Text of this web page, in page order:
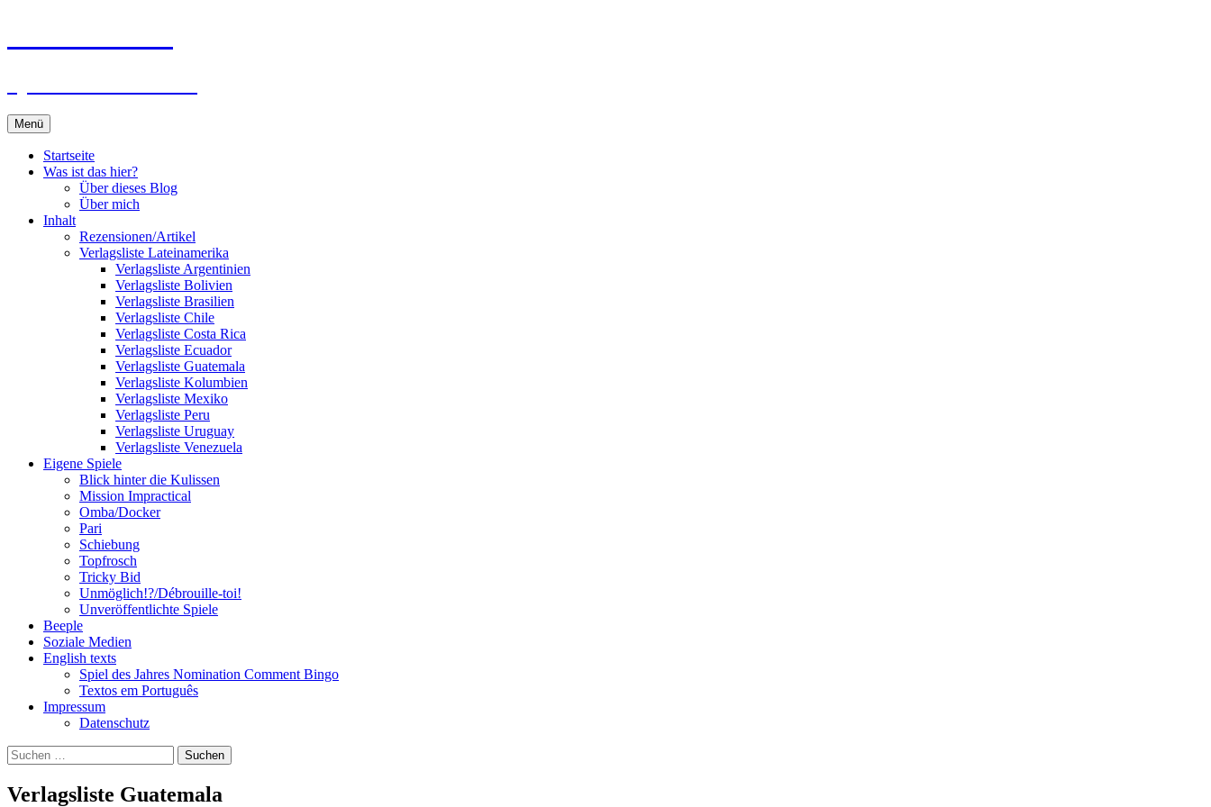
Menü
Startseite
Was ist das hier?
Über dieses Blog
Über mich
Inhalt
Rezensionen/Artikel
Verlagsliste Lateinamerika
Verlagsliste Argentinien
Verlagsliste Bolivien
Verlagsliste Brasilien
Verlagsliste Chile
Verlagsliste Costa Rica
Verlagsliste Ecuador
Verlagsliste Guatemala
Verlagsliste Kolumbien
Verlagsliste Mexiko
Verlagsliste Peru
Verlagsliste Uruguay
Verlagsliste Venezuela
Eigene Spiele
Blick hinter die Kulissen
Mission Impractical
Omba/Docker
Pari
Schiebung
Topfrosch
Tricky Bid
Unmöglich!?/Débrouille-toi!
Unveröffentlichte Spiele
Beeple
Soziale Medien
English texts
Spiel des Jahres Nomination Comment Bingo
Textos em Português
Impressum
Datenschutz
Suchen
nach:
Verlagsliste Guatemala